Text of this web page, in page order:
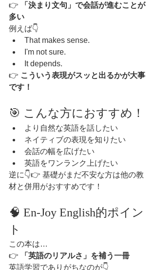
👉
「決まり文句」で会話が進むことが
多い
例えば👇
That makes sense.
I'm not sure.
It depends.
👉 こういう表現がスッと出るかが大事
です！
🎯 こんな方におすすめ！
より自然な英語を話したい
ネイティブの表現を知りたい
会話の幅を広げたい
英語をワンランク上げたい
逆に👇👉 基礎がまだ不安な方は他の教
材と併用がおすすめです！
🧠 En-Joy English的ポイン
ト
この本は…
👉
「英語のリアルさ」を補う一冊
英語学習でありがちなのが👇